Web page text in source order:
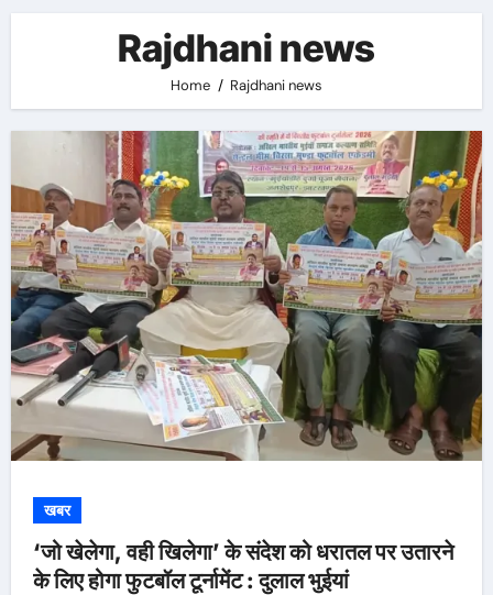
Rajdhani news
Home Rajdhani news
खबर
‘जो खेलेगा, वही खिलेगा’ के संदेश को धरातल पर उतारने
के लिए होगा फुटबॉल टूर्नामेंट : दुलाल भुईयां